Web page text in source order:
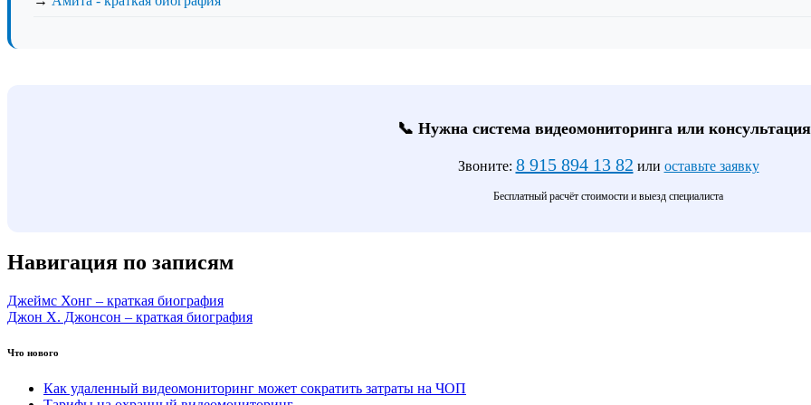
📞 Нужна система видеомониторинга или
Звоните: 8 915 894 13 82 или оставьте заявку
Бесплатный расчёт стоимости и выезд специалиста
Навигация по записям
Джеймс Хонг – краткая биография
Джон Х. Джонсон – краткая биография
Что нового
Как удаленный видеомониторинг может сократить затраты на ЧОП